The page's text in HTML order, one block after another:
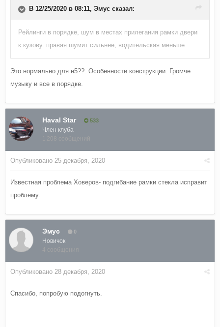
В 12/25/2020 в 08:11, Эмус сказал:
Рейлинги в порядке, шум в местах прилегания рамки двери
к кузову. правая шумит сильнее, водительская меньше
Это нормально для н5??. Особенности конструкции. Громче
музыку и все в порядке.
Haval Star 533
Член клуба
1 208 сообщений
Опубликовано 25 декабря, 2020
Известная проблема Ховеров- подгибание рамки стекла исправит
проблему.
Эмус 0
Новичок
4 сообщения
Опубликовано 28 декабря, 2020
Спасибо, попробую подогнуть.